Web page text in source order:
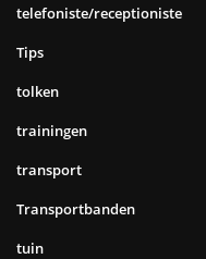
telefoniste/receptioniste
Tips
tolken
trainingen
transport
Transportbanden
tuin